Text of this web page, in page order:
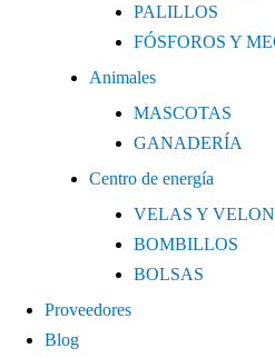
PALILLOS
FÓSFOROS Y
Animales
MASCOTAS
GANADERÍA
Centro de energía
VELAS Y
BOMBILLOS
BOLSAS
Proveedores
Blog